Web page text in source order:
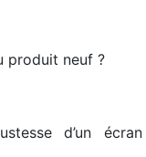
produit neuf ?
d’un